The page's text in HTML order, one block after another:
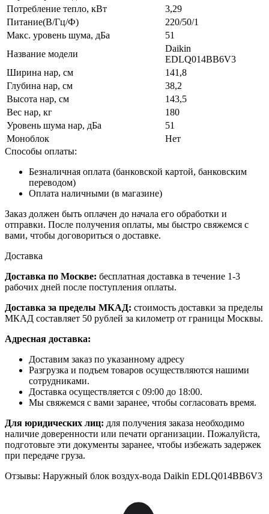
Потребление тепло, кВт
3,29
Питание(В/Гц/Ф)
220/50/1
Макс. уровень шума, дБа
51
Название модели
Daikin
EDLQ014BB6V3
Ширина нар, см
141,8
Глубина нар, см
38,2
Высота нар, см
143,5
Вес нар, кг
180
Уровень шума нар, дБа
51
Моноблок
Нет
Способы оплаты:
Безналичная оплата (банковской картой, банковским
переводом)
Оплата наличными (в магазине)
Заказ должен быть оплачен до начала его обработки и
отправки. После получения оплаты, мы быстро свяжемся с
вами, чтобы договориться о доставке.
Доставка
Доставка по Москве: бесплатная доставка в течение 1-3
рабочих дней после поступления оплаты.
Доставка за пределы МКАД: стоимость доставки за пределы
МКАД составляет 50 рублей за километр от границы Москвы.
Адресная доставка:
Доставим заказ по указанному адресу
Разгрузка и подъем товаров осуществляются нашими
сотрудниками.
Доставка осуществляется с 09:00 до 18:00.
Мы свяжемся с вами заранее, чтобы согласовать время.
Для юридических лиц: для получения заказа необходимо
наличие доверенности или печати организации. Пожалуйста,
подготовьте эти документы заранее, чтобы избежать задержек
при передаче груза.
Отзывы: Наружный блок воздух-вода Daikin EDLQ014BB6V3